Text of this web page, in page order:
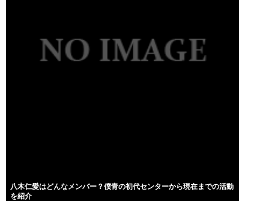
八木仁愛はどんなメンバー？僕青の初代センターから現在までの活動
を紹介